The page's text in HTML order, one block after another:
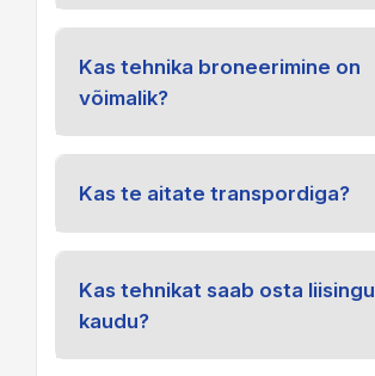
Kas tehnika broneerimine on
võimalik?
Kas te aitate transpordiga?
Kas tehnikat saab osta liisingu
kaudu?